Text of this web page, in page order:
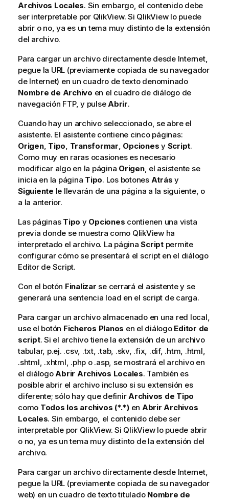
Archivos Locales. Sin embargo, el contenido debe
ser interpretable por QlikView. Si QlikView lo puede
abrir o no, ya es un tema muy distinto de la extensión
del archivo.
Para cargar un archivo directamente desde Internet,
pegue la URL (previamente copiada de su navegador
de Internet) en un cuadro de texto denominado
Nombre de Archivo en el cuadro de diálogo de
navegación FTP, y pulseAbrir.
Cuando hay un archivo seleccionado, se abre el
asistente. El asistente contiene cinco páginas:
Origen, Tipo, Transformar, Opciones y Script.
Como muy en raras ocasiones es necesario
modificar algo en la página Origen, el asistente se
inicia en la página Tipo. Los botones Atrás y
Siguiente le llevarán de una página a la siguiente, o
a la anterior.
Las páginas Tipo y Opciones contienen una vista
previa donde se muestra como QlikView ha
interpretado el archivo. La páginaScriptpermite
configurar cómo se presentará el script en el diálogo
Editor de Script.
Con el botón Finalizar se cerrará el asistente y se
generará una sentencia load en el script de carga.
Para cargar un archivo almacenado en una red local,
use el botón Ficheros Planos en el diálogo Editor de
script. Si el archivo tiene la extensión de un archivo
tabular, p.ej. .csv, .txt, .tab, .skv, .fix, .dif, .htm, .html,
.shtml, .xhtml, .php o .asp, se mostrará el archivo en
el diálogoAbrir Archivos Locales. También es
posible abrir el archivo incluso si su extensión es
diferente; sólo hay que definirArchivos de Tipo
como Todos los archivos (*.*) en Abrir Archivos
Locales. Sin embargo, el contenido debe ser
interpretable por QlikView. Si QlikView lo puede abrir
o no, ya es un tema muy distinto de la extensión del
archivo.
Para cargar un archivo directamente desde Internet,
pegue la URL (previamente copiada de su navegador
web) en un cuadro de texto titulado Nombre de